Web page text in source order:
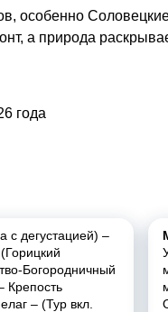
особенно
а природа
с дегустацией) –
Богородничный
Крепость
– (Тур вкл.